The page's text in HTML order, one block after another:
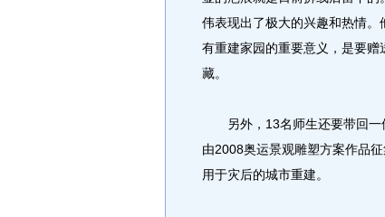
伟表现出了极大的兴趣和热情
有重建家园的重要意义，是要
藏。
另外，13名师生还要带回一
由2008奥运景观雕塑方案作品
用于灾后的城市重建。